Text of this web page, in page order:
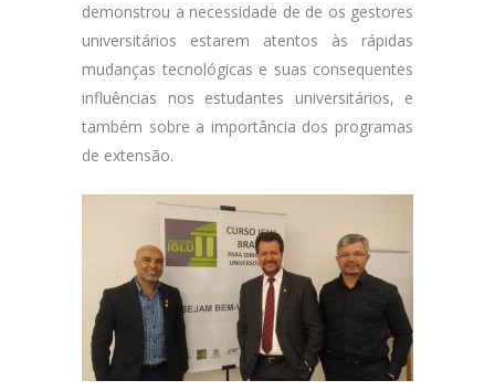
demonstrou a necessidade de de os gestores
universitários estarem atentos às rápidas
mudanças tecnológicas e suas consequentes
influências nos estudantes universitários, e
também sobre a importância dos programas
de extensão.